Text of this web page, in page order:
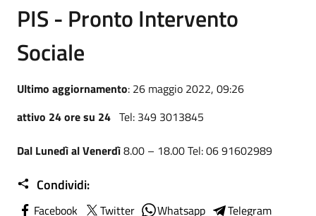
PIS - Pronto Intervento
Sociale
Ultimo aggiornamento: 26 maggio 2022, 09:26
attivo 24 ore su 24 Tel: 349 3013845
Dal Lunedì al Venerdì8.00 – 18.00 Tel: 06 91602989
Condividi:
Facebook Twitter Whatsapp
Telegram